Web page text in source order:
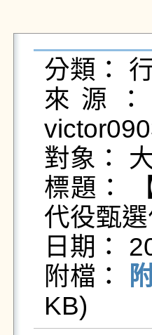
分類：
來源
對象：
標題：
代役甄
日期：
附檔：
KB)